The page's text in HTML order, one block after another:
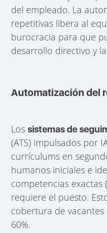
del empleado. La
repetitivas libera al
burocracia para que
desarrollo directivo y
Automatización del
Lossistemas de
(ATS) impulsados por
currículums en
humanos iniciales e
competencias
requiere el puesto.
cobertura de
60%.